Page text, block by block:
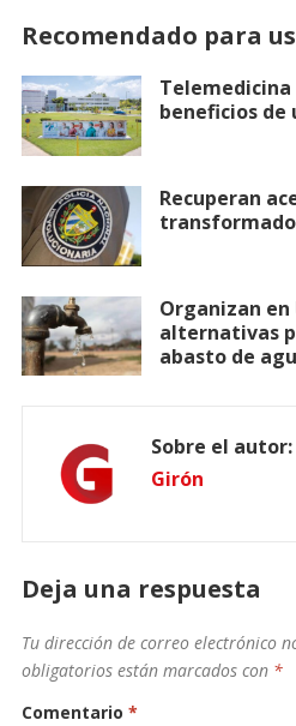
Recomendado para
Telemedicina
beneficios de
Recuperan
Organizan en
alternativas
abasto de
Sobre el autor:
Girón
Deja una respuesta
Tu dirección de correo electrónico
obligatorios están marcados con *
Comentario *